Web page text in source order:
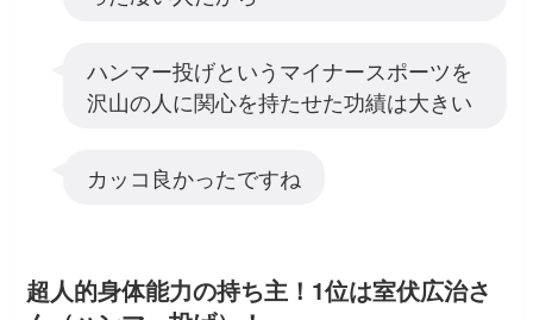
ハンマー投げというマイナースポーツを
沢山の人に関心を持たせた功績は大きい
カッコ良かったですね
超人的身体能力の持ち主！1位は室伏広治さ